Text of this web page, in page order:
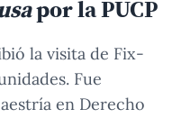
por la PUCP
la visita de Fix-
Fue
en Derecho